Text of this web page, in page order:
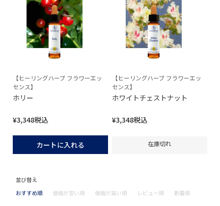
【ヒーリングハーブ フラワーエッ
センス】
ホリー
¥3,348税込
カートに入れる
【ヒーリングハーブ フラワーエッ
センス】
ホワイトチェストナット
¥3,348税込
在庫切れ
並び替え
おすすめ順
価格が安い順 価格が高い順 レビュー順 新着順